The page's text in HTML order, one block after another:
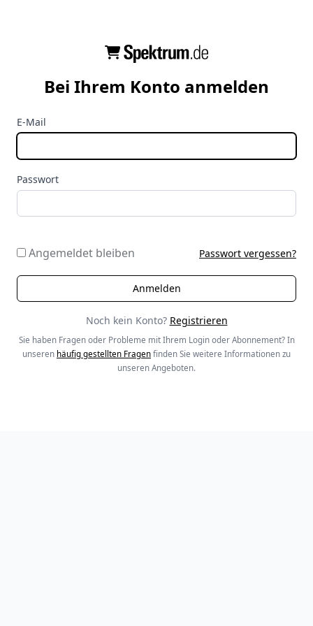
Bei Ihrem Konto anmelden
E-Mail
Passwort
Angemeldet bleiben Passwort vergessen?
Noch kein Konto? Registrieren
Sie haben Fragen oder Probleme mit Ihrem Login oder Abonnement? In
unseren häufig gestellten Fragen finden Sie weitere Informationen zu
unseren Angeboten.